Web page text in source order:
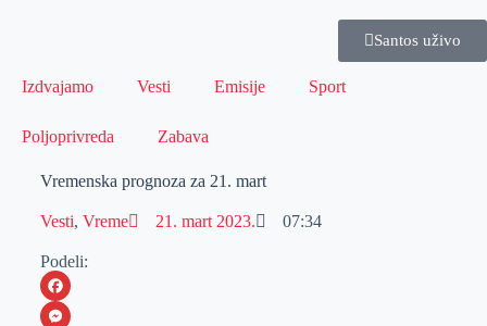
Santos uživo
Izdvajamo Vesti Emisije Sport
Poljoprivreda Zabava
Vremenska prognoza za 21. mart
Vesti, Vreme 21. mart 2023. 07:34
Podeli:
F